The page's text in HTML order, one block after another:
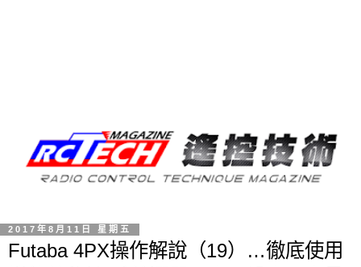
2017年8月11日 星期五
Futaba 4PX操作解說（19）…徹底使用